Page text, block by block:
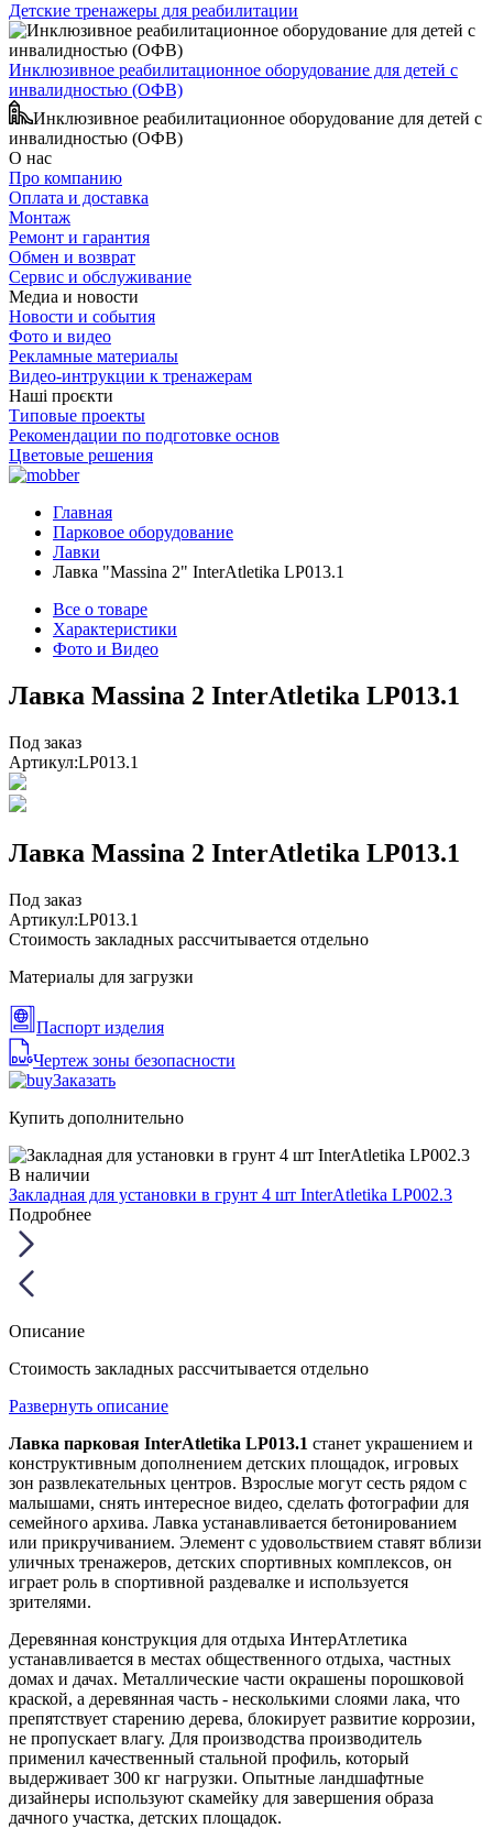
Детские тренажеры для реабилитации
Инклюзивное реабилитационное оборудование для детей с
инвалидностью (ОФВ)
Инклюзивное реабилитационное оборудование для детей с
инвалидностью (ОФВ)
О нас
Про компанию
Оплата и доставка
Монтаж
Ремонт и гарантия
Обмен и возврат
Сервис и обслуживание
Медиа и новости
Новости и события
Фото и видео
Рекламные материалы
Видео-интрукции к тренажерам
Наші проєкти
Типовые проекты
Рекомендации по подготовке основ
Цветовые решения
Главная
Парковое оборудование
Лавки
Лавка "Massina 2" InterAtletika LP013.1
Все о товаре
Характеристики
Фото и Видео
Лавка Massina 2 InterAtletika LP013.1
Под заказ
Артикул:LP013.1
Лавка Massina 2 InterAtletika LP013.1
Под заказ
Артикул:LP013.1
Стоимость закладных рассчитывается отдельно
Материалы для загрузки
Паспорт изделия
Чертеж зоны безопасности
Заказать
Купить дополнительно
В наличии
Закладная для установки в грунт 4 шт InterAtletika LP002.3
Подробнее
Описание
Стоимость закладных рассчитывается отдельно
Развернуть описание
Лавка парковая InterAtletika LP013.1 станет украшением и
конструктивным дополнением детских площадок, игровых
зон развлекательных центров. Взрослые могут сесть рядом с
малышами, снять интересное видео, сделать фотографии для
семейного архива. Лавка устанавливается бетонированием
или прикручиванием. Элемент с удовольствием ставят вблизи
уличных тренажеров, детских спортивных комплексов, он
играет роль в спортивной раздевалке и используется
зрителями.
Деревянная конструкция для отдыха ИнтерАтлетика
устанавливается в местах общественного отдыха, частных
домах и дачах. Металлические части окрашены порошковой
краской, а деревянная часть - несколькими слоями лака, что
препятствует старению дерева, блокирует развитие коррозии,
не пропускает влагу. Для производства производитель
применил качественный стальной профиль, который
выдерживает 300 кг нагрузки. Опытные ландшафтные
дизайнеры используют скамейку для завершения образа
дачного участка, детских площадок.